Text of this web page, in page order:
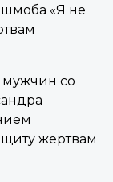
«Я не
мужчин со
жертвам